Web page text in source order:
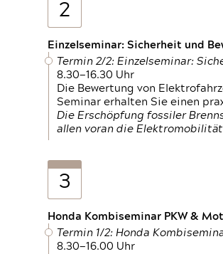
2
Einzelseminar: Sicherheit und
Termin 2/2: Einzelseminar:
8.30—16.30 Uhr
Die Bewertung von
Seminar erhalten Sie einen
Die Erschöpfung fossiler
allen voran die
3
Honda Kombiseminar PKW &
Termin 1/2: Honda
8.30—16.00 Uhr